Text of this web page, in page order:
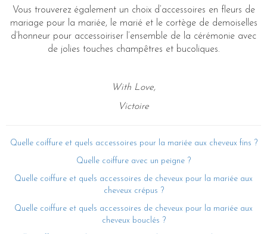
Vous trouverez également un choix d’accessoires en fleurs de
mariage pour la mariée, le marié et le cortège de demoiselles
d’honneur pour accessoiriser l’ensemble de la cérémonie avec
de jolies touches champêtres et bucoliques.
With Love,
Victoire
Quelle coiffure et quels accessoires pour la mariée aux cheveux fins ?
Quelle coiffure avec un peigne ?
Quelle coiffure et quels accessoires de cheveux pour la mariée aux
cheveux crépus ?
Quelle coiffure et quels accessoires de cheveux pour la mariée aux
cheveux bouclés ?